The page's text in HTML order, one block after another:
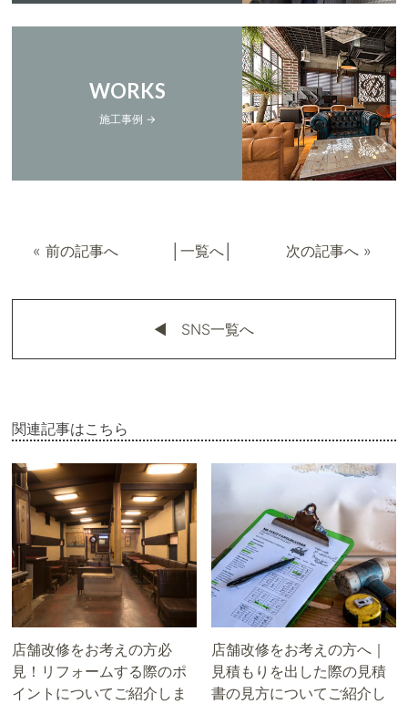
WORKS
施工事例 →
« 前の記事へ 一覧へ│ 次の記事へ»
◀︎ SNS一覧へ
関連記事はこちら
店舗改修をお考えの方必
見！リフォームする際のポ
イントについてご紹介しま
店舗改修をお考えの方へ｜
見積もりを出した際の見積
書の見方についてご紹介し